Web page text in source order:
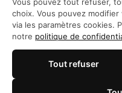
Paris, France
WhatsApp: https://
choix. Vous pouvez
via les paramètres cookies.
notre politique de
Tout refuser